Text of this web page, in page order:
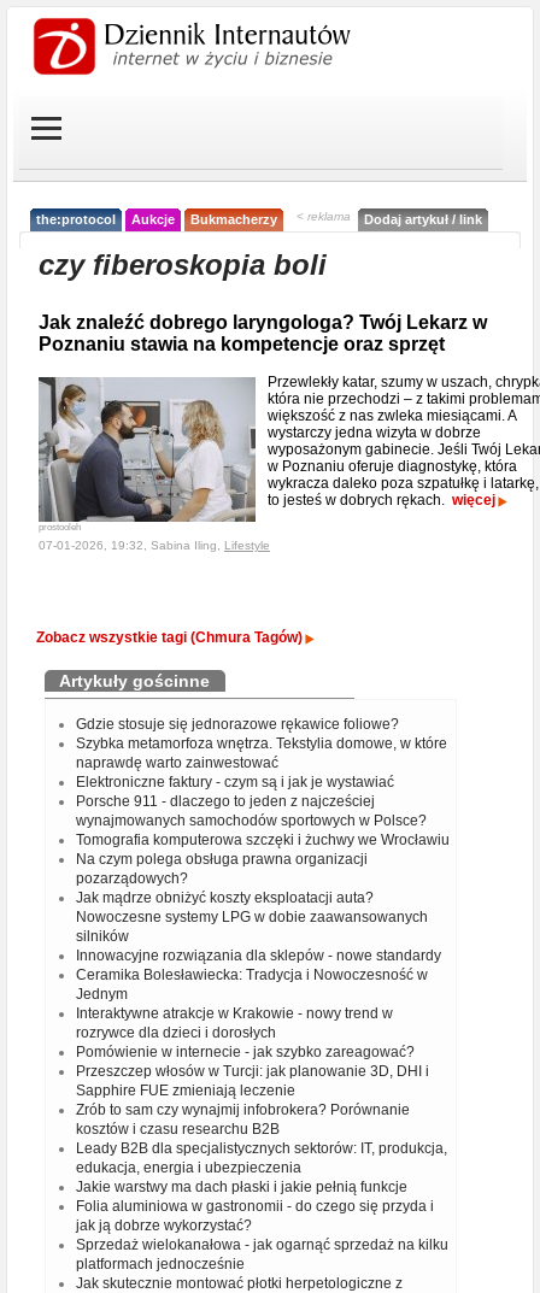
the:protocol Aukcje Bukmacherzy < reklama Dodaj artykuł / link
czy fiberoskopia boli
Jak znaleźć dobrego laryngologa? Twój Lekarz w
Poznaniu stawia na kompetencje oraz sprzęt
prostooleh
Przewlekły katar, szumy w uszach,
która nie przechodzi – z takimi
większość z nas zwleka miesiącami. A
wystarczy jedna wizyta w dobrze
wyposażonym gabinecie. Jeśli Twój
w Poznaniu oferuje diagnostykę, która
wykracza daleko poza szpatułkę i latarkę,
to jesteś w dobrych rękach. więcej
07-01-2026, 19:32, Sabina Iling, Lifestyle
Zobacz wszystkie tagi (Chmura Tagów)
Artykuły gościnne
Gdzie stosuje się jednorazowe rękawice foliowe?
Szybka metamorfoza wnętrza. Tekstylia domowe, w które
naprawdę warto zainwestować
Elektroniczne faktury - czym są i jak je wystawiać
Porsche 911 - dlaczego to jeden z najcześciej
wynajmowanych samochodów sportowych w Polsce?
Tomografia komputerowa szczęki i żuchwy we Wrocławiu
Na czym polega obsługa prawna organizacji
pozarządowych?
Jak mądrze obniżyć koszty eksploatacji auta?
Nowoczesne systemy LPG w dobie zaawansowanych
silników
Innowacyjne rozwiązania dla sklepów - nowe standardy
Ceramika Bolesławiecka: Tradycja i Nowoczesność w
Jednym
Interaktywne atrakcje w Krakowie - nowy trend w
rozrywce dla dzieci i dorosłych
Pomówienie w internecie - jak szybko zareagować?
Przeszczep włosów w Turcji: jak planowanie 3D, DHI i
Sapphire FUE zmieniają leczenie
Zrób to sam czy wynajmij infobrokera? Porównanie
kosztów i czasu researchu B2B
Leady B2B dla specjalistycznych sektorów: IT, produkcja,
edukacja, energia i ubezpieczenia
Jakie warstwy ma dach płaski i jakie pełnią funkcje
Folia aluminiowa w gastronomii - do czego się przyda i
jak ją dobrze wykorzystać?
Sprzedaż wielokanałowa - jak ogarnąć sprzedaż na kilku
platformach jednocześnie
Jak skutecznie montować płotki herpetologiczne z